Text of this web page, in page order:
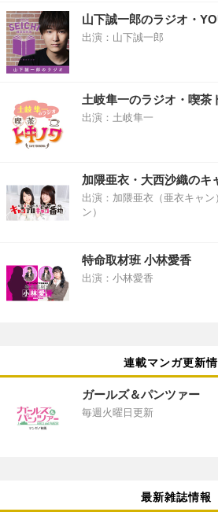
山下誠一郎のラジオ・
出演：山下誠一郎
土岐隼一のラジオ・喫茶
出演：土岐隼一
加隈亜衣・大西沙織のキ
出演：加隈亜衣（亜衣キャ
ン）
特命取材班 小林愛香
出演：小林愛香
連載マンガ更新
ガールズ＆パンツァー
毎週火曜日更新
最新雑誌情報